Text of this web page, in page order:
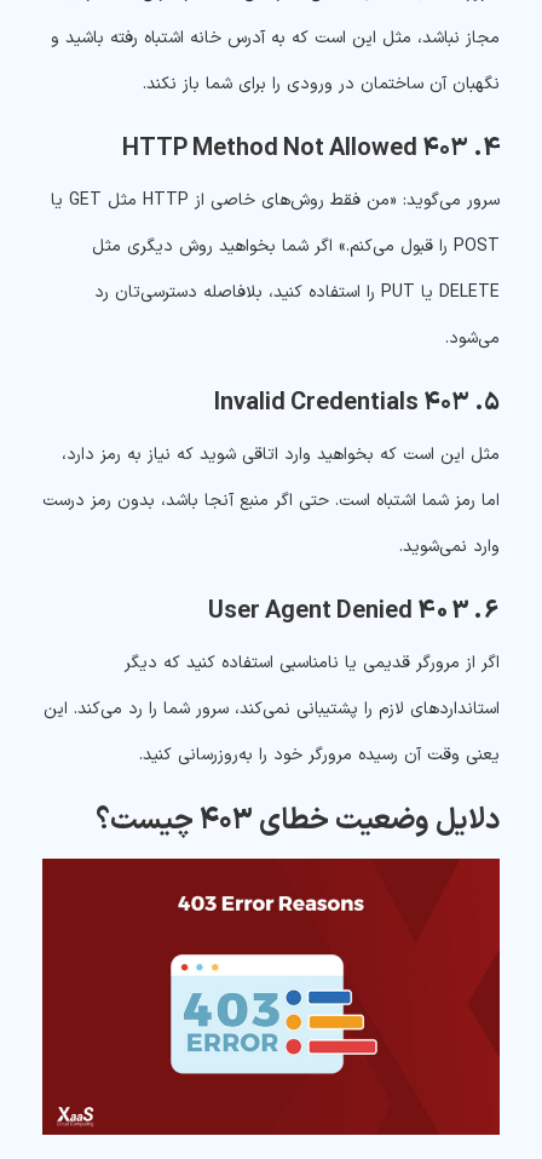
مجاز نباشد، مثل این است که به آدرس خانه اشتباه رفته باشید و
نگهبان آن ساختمان در ورودی را برای شما باز نکند.
4. ۴۰۳ HTTP Method Not Allowed
سرور می‌گوید: «من فقط روش‌های خاصی از HTTP مثل GET یا
POST را قبول می‌کنم.» اگر شما بخواهید روش دیگری مثل
DELETE یا PUT را استفاده کنید، بلافاصله دسترسی‌تان رد
می‌شود.
۵. ۴۰۳ Invalid Credentials
مثل این است که بخواهید وارد اتاقی شوید که نیاز به رمز دارد،
اما رمز شما اشتباه است. حتی اگر منبع آنجا باشد، بدون رمز درست
وارد نمی‌شوید.
6. 403 User Agent Denied
اگر از مرورگر قدیمی یا نامناسبی استفاده کنید که دیگر
استانداردهای لازم را پشتیبانی نمی‌کند، سرور شما را رد می‌کند. این
یعنی وقت آن رسیده مرورگر خود را به‌روزرسانی کنید.
دلایل وضعیت خطای ۴۰۳ چیست؟